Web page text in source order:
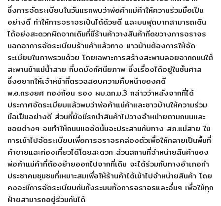
ซึ่งการจัดระเบียบในวันแรกพบว่าพ่อค้าแม่ค้าให้ความร่วมมือเป็น
อย่างดี ทำให้การจราจรเป้นได้ด้วยดี และบนฟุตบาทสามารถเดิน
ได้อย่งสะดวกผิดจากเดิมที่มีร้านค้าวางสินค้ากีดขวางการจราจร
นอกจาการจัดระเบียบร้านค้าแล้วทาง ชาวบ้านต้องการให้จัด
ระเบียบในภาพรวมด้วย โดยเฉพาะการสร้างสะพานลอยจากถนนใต้
สะพานข้าแม่น้ำสาย ที่บดบังทัศนียภาพ ซึ่งเรื่องได้อยู่ในชั้นศาล
ซึ่งอยากให้เจ้าหน้าที่ตรวจสอบความคืบหน้าของคดี
พ.อ.ทรงยศ ทองก้อน รอง ผบ.ฉก.ม.3 กล่าวว่าหลังจากที่ได้
ประกาศจัดระเบียบแล้วพบว่าพ่อค้าแม่ค้าและชาวบ้านให้ความร่วม
มือเป็นอย่างดี ส่วนที่ยังมีรถนำสินค้าไปวางจำหน่ายตามถนนและ
ซอยต่างๆ จนทำให้ถนนแออัดนั้นจะประสานกับทาง สภ.แม่สาย ใน
การเข้าไปจัดระเบียบเพื่อการจราจรคล่องตัวเพื่อให้กลายเป็นพื้นที่
ค้าขายและท่องเที่ยวได้โดยสะดวก ส่วนสถานที่จำหน่ายสินค้าของ
พ่อค้าแม่ค้าที่ต้องย้ายออกไปจากที่เดิม จะได้ร่วมกับทางอำเภอทำ
ประชาคมชุมชนที่เหมาะสมเพื่อให้ร้านค้าได้เข้าไปจำหน่ายสินค้า โดย
คงจะมีการจัดระเบียบกันทั้งระบบทั้งการจราจรและอื่นๆ เพื่อให้ทุก
ฝ่ายสามารถอยู่ร่วมกันได้